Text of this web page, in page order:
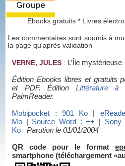
Groupe
Ebooks gratuits * Livres
Les commentaires sont soumis à
la page qu'après validation
VERNE, JULES : L’Île mystérieuse
Édition Ebooks libres et gratuits
et PDF. Édition Littérature à
PalmReader.
Mobipocket : 901 Ko |
Mo | Source Word : ++ | Sony
Ko
Parution le 01/01/2004
QR code pour le format
smartphone (téléchargement